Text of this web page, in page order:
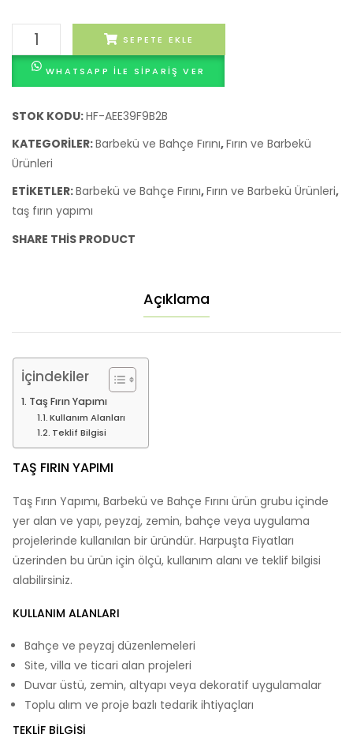
Fırın
Yapımı
SEPETE EKLE
WHATSAPP ILE SIPARIŞ VER
STOK KODU:HF-AEE39F9B2B
KATEGORILER:Barbekü ve Bahçe Fırını,Fırın ve Barbekü
Ürünleri
ETIKETLER:Barbekü ve Bahçe Fırını,Fırın ve Barbekü Ürünleri,
taş fırın yapımı
SHARE THIS PRODUCT
Açıklama
İçindekiler
Taş Fırın Yapımı
Kullanım Alanları
Teklif Bilgisi
TAŞ FIRIN YAPIMI
Taş Fırın Yapımı, Barbekü ve Bahçe Fırını ürün grubu içinde
yer alan ve yapı, peyzaj, zemin, bahçe veya uygulama
projelerinde kullanılan bir üründür. Harpuşta Fiyatları
üzerinden bu ürün için ölçü, kullanım alanı ve teklif bilgisi
alabilirsiniz.
KULLANIM ALANLARI
Bahçe ve peyzaj düzenlemeleri
Site, villa ve ticari alan projeleri
Duvar üstü, zemin, altyapı veya dekoratif uygulamalar
Toplu alım ve proje bazlı tedarik ihtiyaçları
TEKLIF BILGISI